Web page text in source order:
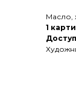
Масло,
1